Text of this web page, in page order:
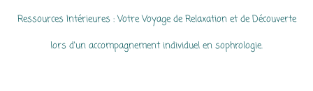
Ressources Intérieures : Votre Voyage de Relaxation et de Découverte
lors d'un accompagnement individuel en sophrologie.